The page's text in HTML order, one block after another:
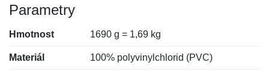
Parametry
Hmotnost 1690 g = 1,69 kg
Materiál 100% polyvinylchlorid (PVC)